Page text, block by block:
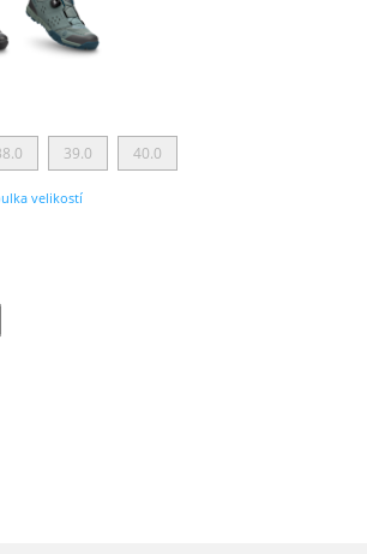
39.0 40.0
velikostí